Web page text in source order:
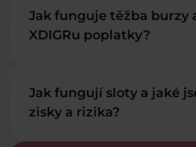
Jak funguje těžba burzy
XDIGRu poplatky?
Jak fungují sloty a jaké
zisky a rizika?